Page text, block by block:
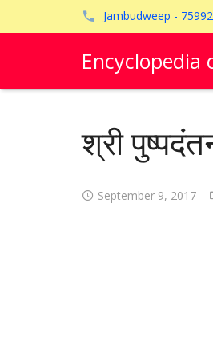
Jambudweep -
Encyclopedia
श्री
September 9, 2017